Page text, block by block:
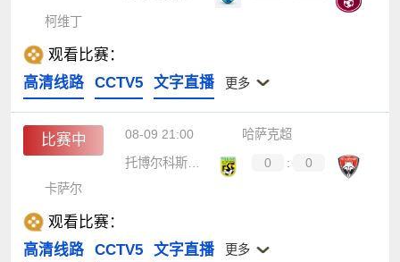
柯维丁
观看比赛：
高清线路
CCTV5 文字直播 更多
比赛中 08-09 21:00
哈萨克超
托博尔科斯塔奈
0 :
0
卡萨尔
观看比赛：
高清线路
CCTV5 文字直播 更多